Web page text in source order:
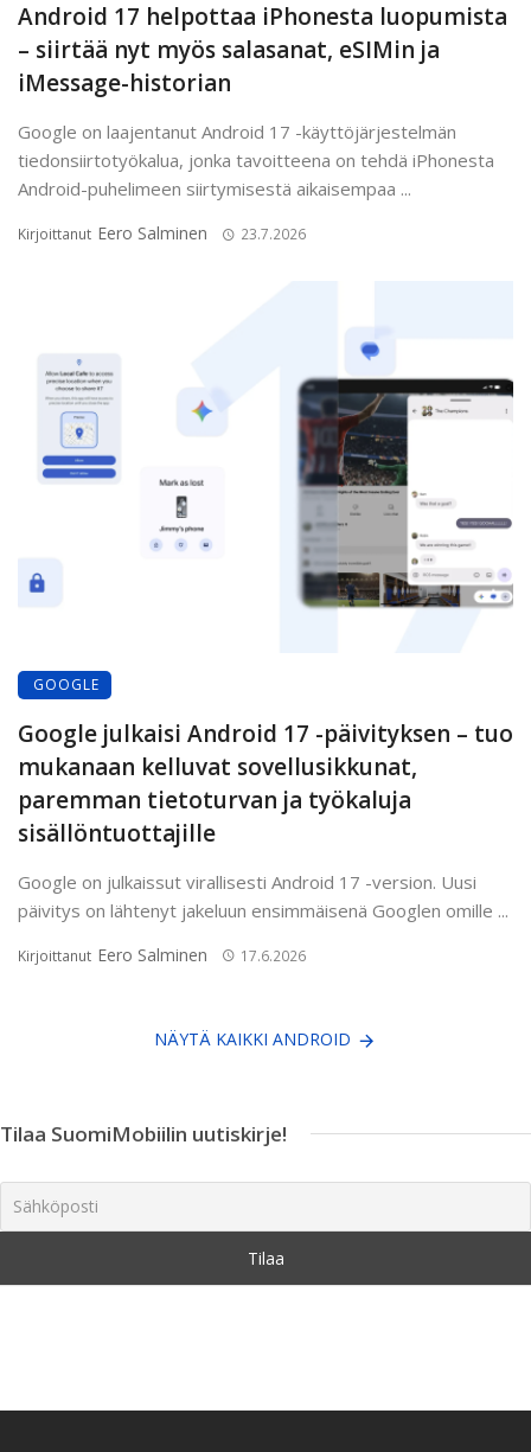
Android 17 helpottaa iPhonesta luopumista
– siirtää nyt myös salasanat, eSIMin ja
iMessage-historian
Google on laajentanut Android 17 -käyttöjärjestelmän
tiedonsiirtotyökalua, jonka tavoitteena on tehdä iPhonesta
Android-puhelimeen siirtymisestä aikaisempaa ...
Kirjoittanut Eero Salminen 23.7.2026
GOOGLE
Google julkaisi Android 17 -päivityksen – tuo
mukanaan kelluvat sovellusikkunat,
paremman tietoturvan ja työkaluja
sisällöntuottajille
Google on julkaissut virallisesti Android 17 -version. Uusi
päivitys on lähtenyt jakeluun ensimmäisenä Googlen omille ...
Kirjoittanut Eero Salminen 17.6.2026
NÄYTÄ KAIKKI ANDROID
Tilaa SuomiMobiilin uutiskirje!